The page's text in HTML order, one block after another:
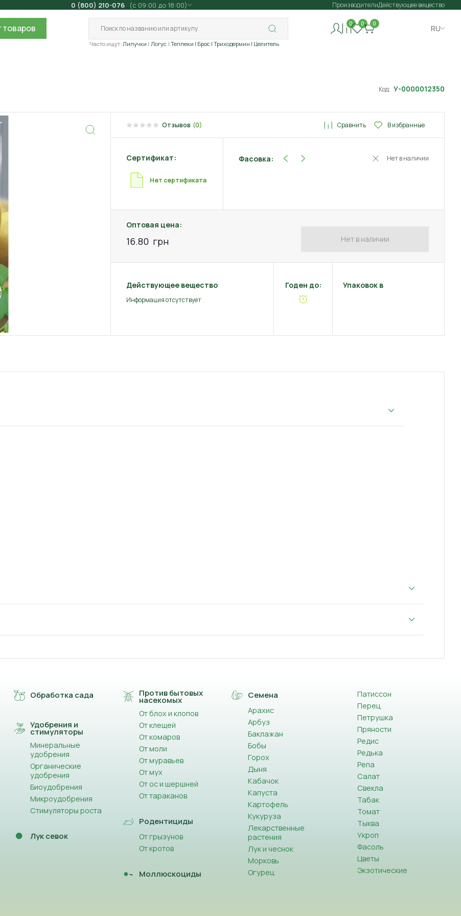
0 (800) 210-076 (с 09:00 до 18:00) ПроизводителиДействующее вещество
товаров
Часто ищут: Липучки Логус Теппеки | Брос | Триходермин | Целитель
0 0 0
RU
Код: У-0000012350
Отзывов (0) Сравнить В избранные
Сертификат:
Нет сертификата
Фасовка: Нет в наличии
Оптовая цена:
16.80 грн Нет в наличии
Действующее вещество
Информация отсутствует
Годен до: Упаковок в
Обработка сада
Удобрения и
стимуляторы
Минеральные
удобрения
Органические
удобрения
Биоудобрения
Микроудобрения
Стимуляторы роста
Лук севок
Против бытовых
насекомых
От блох и клопов
От клещей
От комаров
От моли
От муравьев
От мух
От ос и шершней
От тараканов
Родентициды
От грызунов
От кротов
Моллюскоциды
Семена
Арахис
Арбуз
Баклажан
Бобы
Горох
Дыня
Кабачок
Капуста
Картофель
Кукуруза
Лекарственные
растения
Лук и чеснок
Морковь
Огурец
Патиссон
Перец
Петрушка
Пряности
Редис
Редька
Репа
Салат
Свекла
Табак
Томат
Тыква
Укроп
Фасоль
Цветы
Экзотические